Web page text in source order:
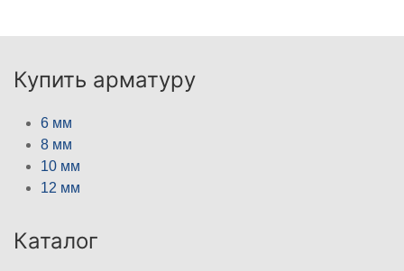
Купить арматуру
6 мм
8 мм
10 мм
12 мм
Каталог